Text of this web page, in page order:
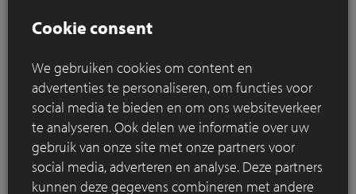
ECOLOGISCH FORMAAT?
Reeds 20 jaar geleden herdimensioneerde Steenbakkerij
Vande Moortel het klassieke formaat van gevelstenen en
kleiklinkers naar eengeoptimaliseerd, slanker en
Cookie consent
We gebruiken cookies om content en
advertenties te personaliseren, om functies voor
social media te bieden en om ons websiteverkeer
te analyseren. Ook delen we informatie over uw
gebruik van onze site met onze partners voor
social media, adverteren en analyse. Deze partners
kunnen deze gegevens combineren met andere